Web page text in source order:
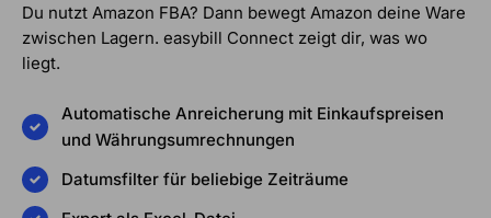
Du nutzt Amazon FBA? Dann bewegt Amazon deine Ware
zwischen Lagern. easybill Connect zeigt dir, was wo
liegt.
Automatische Anreicherung mit Einkaufspreisen
und Währungsumrechnungen
Datumsfilter für beliebige Zeiträume